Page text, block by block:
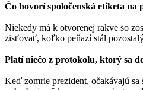
Čo hovorí spoločenská etiketa na
Niekedy má k otvorenej rakve so
zisťovať, koľko peňazí stál
Platí niečo z protokolu, ktorý sa
Keď zomrie prezident, očakávajú